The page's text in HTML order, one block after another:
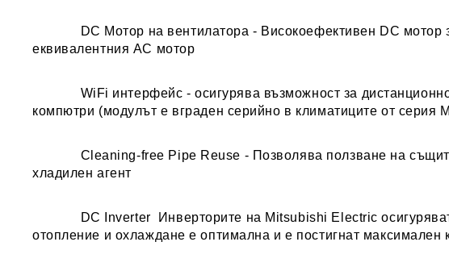
DC Мотор на вентилатора- Високоефективен DC мотор
еквивалентния AC мотор
WiFi интерфейс - осигурява възможност за
компютри (модулът е вграден серийно в климатиците от серия
Cleaning-free Pipe Reuse - Позволява ползване на
хладилен агент
DC Inverter Инверторите на Mitsubishi Electric
отопление и охлаждане е оптимална и е постигнат